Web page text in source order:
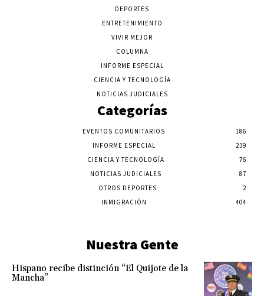
DEPORTES
ENTRETENIMIENTO
VIVIR MEJOR
COLUMNA
INFORME ESPECIAL
CIENCIA Y TECNOLOGÍA
NOTICIAS JUDICIALES
Categorías
EVENTOS COMUNITARIOS
186
INFORME ESPECIAL
239
CIENCIA Y TECNOLOGÍA
76
NOTICIAS JUDICIALES
87
OTROS DEPORTES
2
INMIGRACIÓN
404
Nuestra Gente
Hispano recibe distinción “El Quijote de la
Mancha”